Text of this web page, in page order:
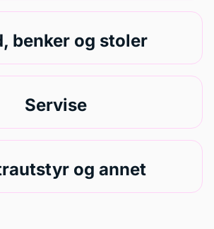
benker og stoler
Servise
og annet